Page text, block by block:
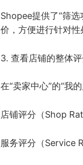
Shopee提供了“筛
价，方便进行针对性
3. 查看店铺的整体
在“卖家中心”的“我
店铺评分（Shop
服务评分（Service